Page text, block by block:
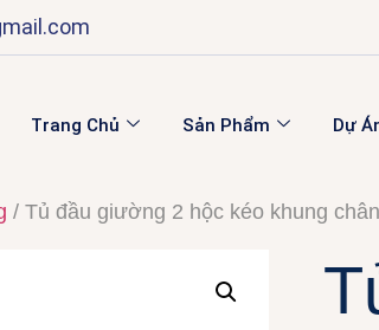
Trang Chủ Sản Phẩm Dự
/ Tủ đầu giường 2 hộc kéo khung